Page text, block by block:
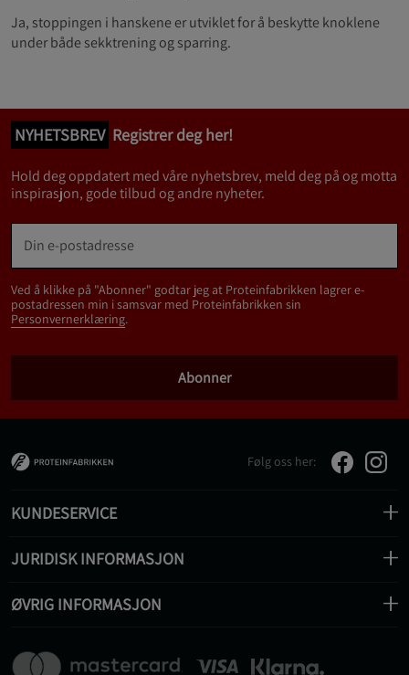
Ja, stoppingen i hanskene er utviklet for å beskytte knoklene
under både sekktrening og sparring.
NYHETSBREV Registrer deg her!
Hold deg oppdatert med våre nyhetsbrev, meld deg på og motta
inspirasjon, gode tilbud og andre nyheter.
Ved å klikke på "Abonner" godtar jeg at Proteinfabrikken lagrer e-
postadressen min i samsvar med Proteinfabrikken sin
Personvernerklæring.
Abonner
Følg oss her:
KUNDESERVICE
JURIDISK INFORMASJON
ØVRIG INFORMASJON